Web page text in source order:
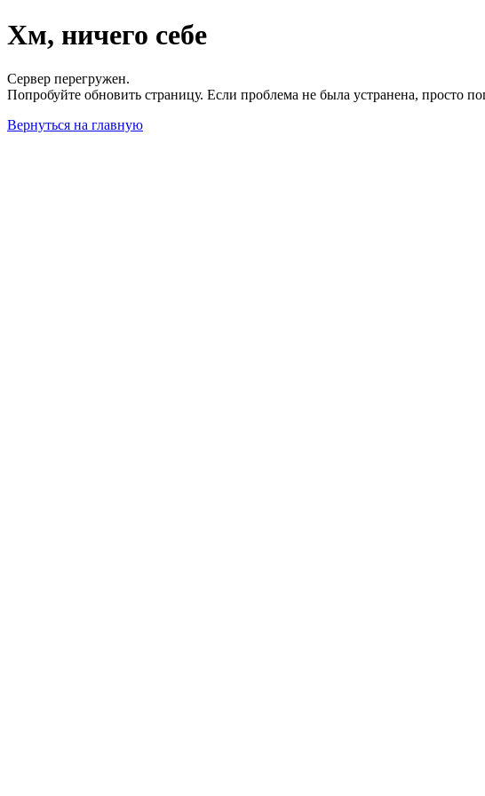
Хм, ничего себе
Сервер перегружен.
Попробуйте обновить страницу. Если проблема не была устранена, просто
Вернуться на главную